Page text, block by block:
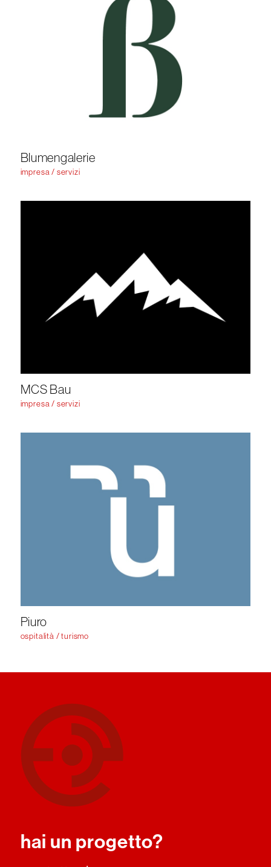
Blumengalerie
impresa / servizi
MCS Bau
impresa / servizi
Piuro
ospitalità / turismo
hai un progetto?